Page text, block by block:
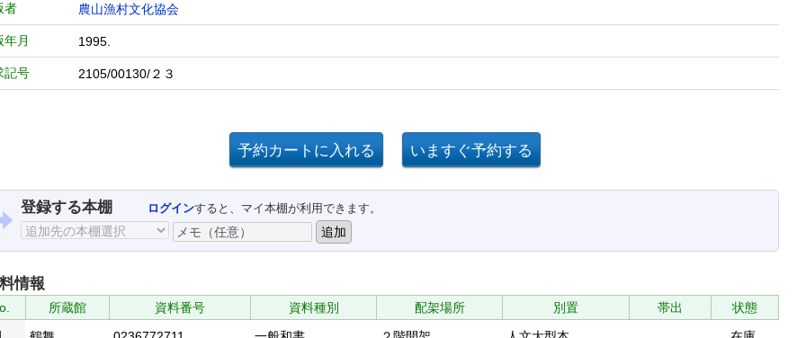
者 農山漁村文化協会
年月 1995.
記号 2105/00130/２３
登録する本棚 ログインすると、マイ本棚が利用できます。
情報
所蔵館 資料番号 資料種別 配架場所 別置 帯出
状態